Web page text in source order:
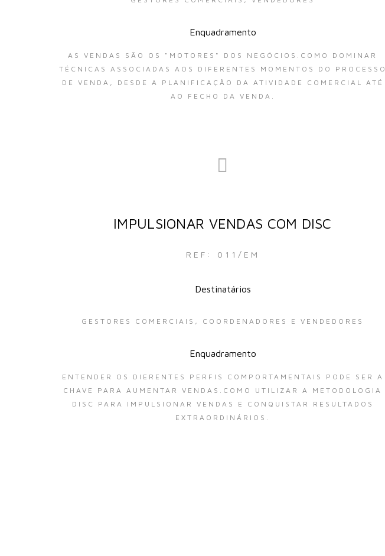
Enquadramento
AS VENDAS SÃO OS "MOTORES" DOS NEGÓCIOS.COMO DOMINAR
TÉCNICAS ASSOCIADAS AOS DIFERENTES MOMENTOS DO PROCESSO
DE VENDA, DESDE A PLANIFICAÇÃO DA ATIVIDADE COMERCIAL ATÉ
AO FECHO DA VENDA.
IMPULSIONAR VENDAS COM DISC
REF: 011/EM
Destinatários
GESTORES COMERCIAIS, COORDENADORES E VENDEDORES
Enquadramento
ENTENDER OS DIERENTES PERFIS COMPORTAMENTAIS PODE SER A
CHAVE PARA AUMENTAR VENDAS.COMO UTILIZAR A METODOLOGIA
DISC PARA IMPULSIONAR VENDAS E CONQUISTAR RESULTADOS
EXTRAORDINÁRIOS.